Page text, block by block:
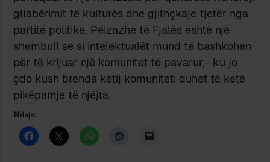
gllabërimit të kulturës dhe gjithçkaje tjetër nga
partitë politike. Peizazhe të Fjalës është një
shembull se si intelektualët mund të bashkohen
për të krijuar një komunitet të pavarur,- ku jo
çdo kush brenda këtij komuniteti duhet të ketë
pikëpamje të njëjta.
Ndaje: